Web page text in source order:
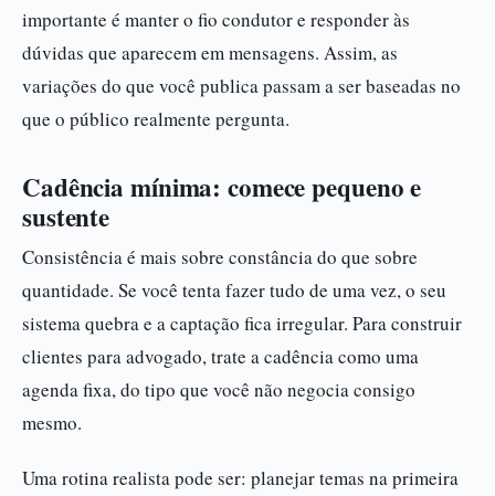
importante é manter o fio condutor e responder às
dúvidas que aparecem em mensagens. Assim, as
variações do que você publica passam a ser baseadas no
que o público realmente pergunta.
Cadência mínima: comece pequeno e
sustente
Consistência é mais sobre constância do que sobre
quantidade. Se você tenta fazer tudo de uma vez, o seu
sistema quebra e a captação fica irregular. Para construir
clientes para advogado, trate a cadência como uma
agenda fixa, do tipo que você não negocia consigo
mesmo.
Uma rotina realista pode ser: planejar temas na primeira